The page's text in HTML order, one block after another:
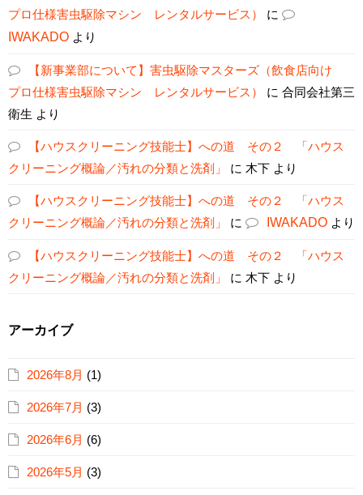
プロ仕様害虫駆除マシン レンタルサービス）
に
IWAKADO より
【新事業部について】害虫駆除マスターズ（飲食店向け
プロ仕様害虫駆除マシン レンタルサービス）
に 合同会社第三
衛生 より
【ハウスクリーニング技能士】への道 その２ 「ハウス
クリーニング概論／汚れの分類と洗剤」
に 木下 より
【ハウスクリーニング技能士】への道 その２ 「ハウス
クリーニング概論／汚れの分類と洗剤」
に IWAKADO より
【ハウスクリーニング技能士】への道 その２ 「ハウス
クリーニング概論／汚れの分類と洗剤」
に 木下 より
アーカイブ
2026年8月 (1)
2026年7月 (3)
2026年6月 (6)
2026年5月 (3)